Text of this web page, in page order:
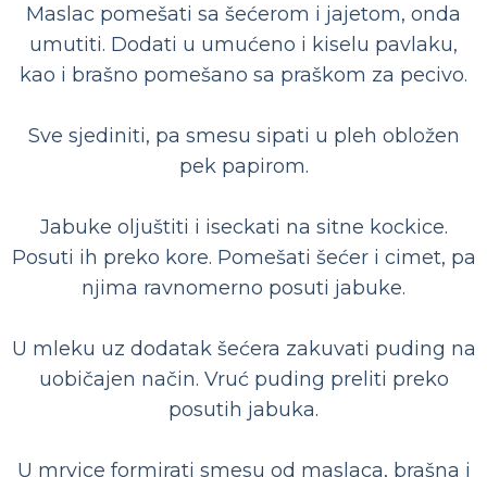
Maslac pomešati sa šećerom i jajetom, onda
umutiti. Dodati u umućeno i kiselu pavlaku,
kao i brašno pomešano sa praškom za pecivo.
Sve sjediniti, pa smesu sipati u pleh obložen
pek papirom.
Jabuke oljuštiti i iseckati na sitne kockice.
Posuti ih preko kore. Pomešati šećer i cimet, pa
njima ravnomerno posuti jabuke.
U mleku uz dodatak šećera zakuvati puding na
uobičajen način. Vruć puding preliti preko
posutih jabuka.
U mrvice formirati smesu od maslaca, brašna i